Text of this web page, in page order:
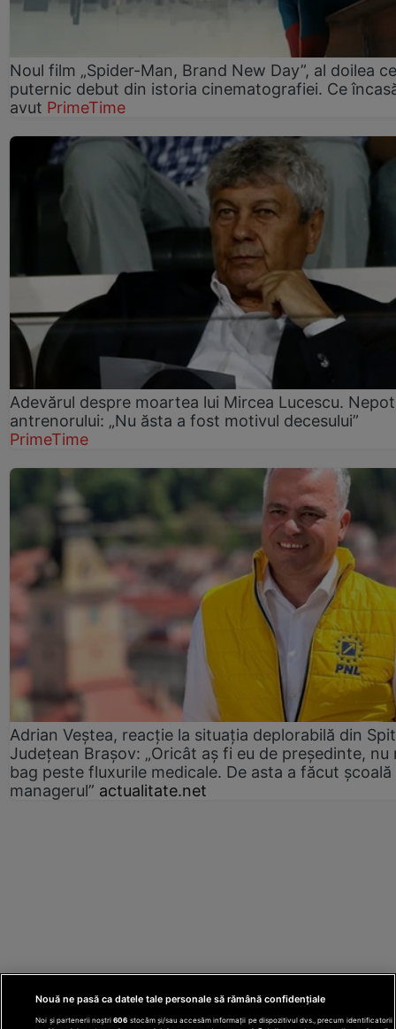
Noul film „Spider-Man, Brand New Day”, al doilea
puternic debut din istoria cinematografiei. Ce
avut PrimeTime
Adevărul despre moartea lui Mircea Lucescu.
antrenorului: „Nu ăsta a fost motivul decesului”
PrimeTime
Adrian Veștea, reacție la situația deplorabilă din
Județean Brașov: „Oricât aș fi eu de președinte, nu
bag peste fluxurile medicale. De asta a făcut școală
managerul” actualitate.net
Nouă ne pasă ca datele tale personale să rămână confidențiale
Noi și partenerii noștri606 stocăm și/sau accesăm informații pe dispozitivul dvs., precum identificatorii